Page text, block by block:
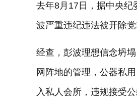
去年8月17日，据中央纪
波严重违纪违法被开除党
经查，彭波理想信念坍
网阵地的管理，公器私
入私人会所，违规接受